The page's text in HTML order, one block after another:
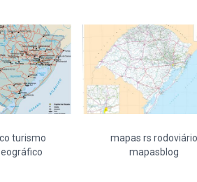
turismo
mapas rs rodoviário
mapasblog